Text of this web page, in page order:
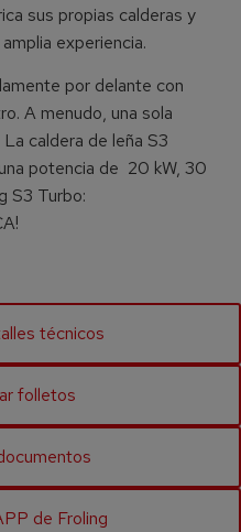
sus propias calderas y
experiencia.
por delante con
A menudo, una sola
caldera de leña S3
potencia de 20 kW, 30
S3 Turbo:
técnicos
folletos
de Froling